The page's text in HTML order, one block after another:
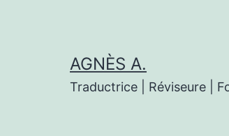
AGNÈS A.
Traductrice | Réviseure |